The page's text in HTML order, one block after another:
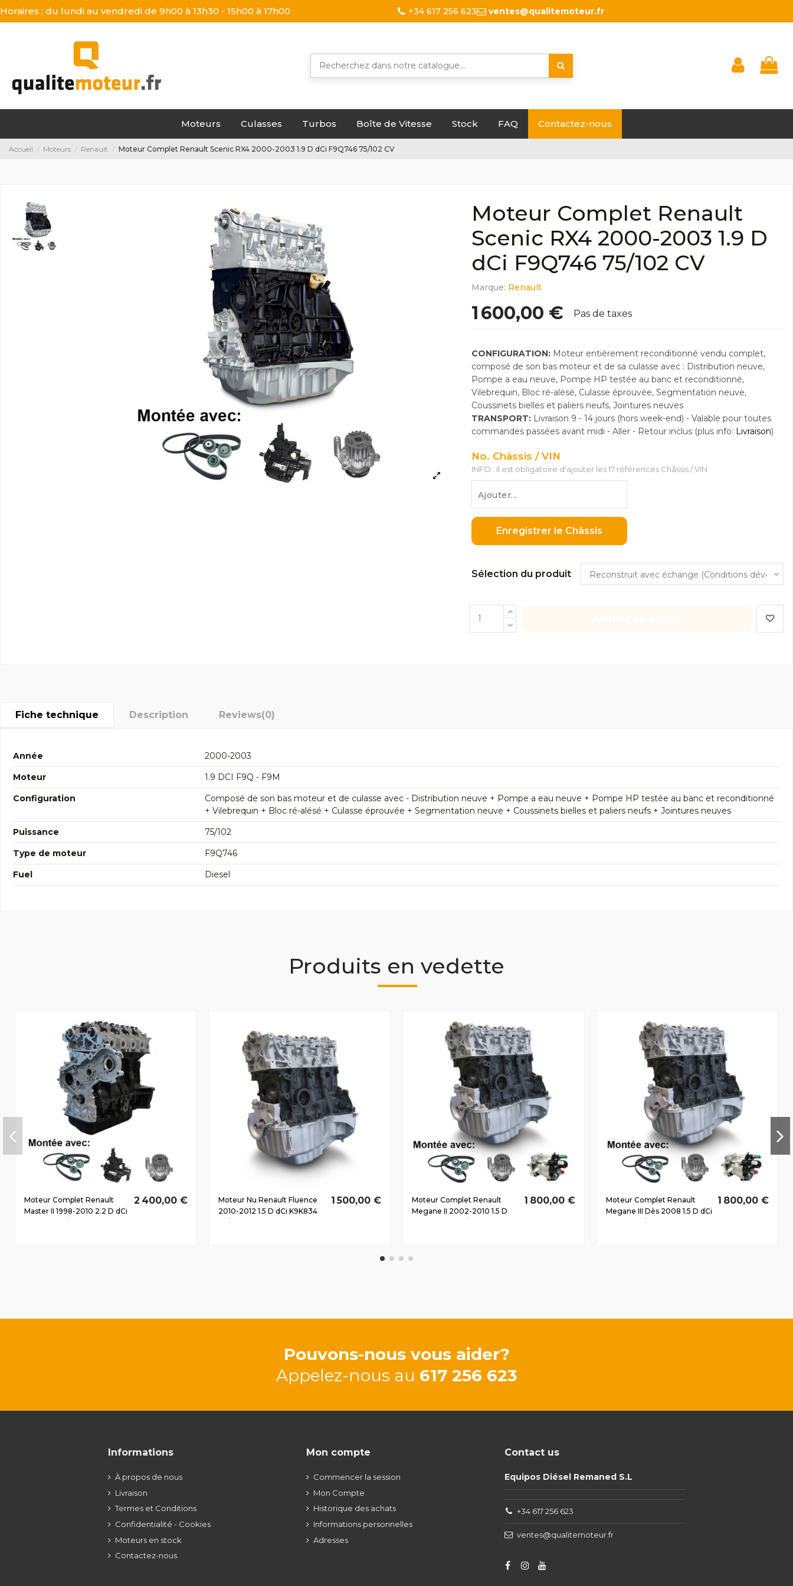
Horaires : du lundi au vendredi de 9h00 à 13h30 - 15h00 à 17h00 +34 617 256 623 ventes@qualitemoteur.fr
Moteurs Culasses Turbos Boîte de Vitesse Stock FAQ Contactez-nous
Accueil Moteurs Renault Moteur Complet Renault Scenic RX4 2000-2003 1.9 D dCi F9Q746 75/102 CV
Moteur Complet Renault
Scenic RX4 2000-2003 1.9 D
dCi F9Q746 75/102 CV
Marque: Renault
1 600,00 € Pas de taxes
CONFIGURATION:Moteur entièrement reconditionné vendu complet,
composé de son bas moteur et de sa culasse avec : Distribution neuve,
Pompe a eau neuve, Pompe HP testée au banc et reconditionné,
Vilebrequin, Bloc ré-alésé, Culasse éprouvée, Segmentation neuve,
Coussinets bielles et paliers neufs, Jointures neuves
TRANSPORT: Livraison 9 - 14 jours (hors week-end) - Valable pour toutes
commandes passées avant midi - Aller - Retour inclus (plus info: Livraison)
No. Châssis / VIN
INFO : Il est obligatoire d'ajouter les 17 références Châssis / VIN
Enregistrer le Châssis
Sélection du produit
Fiche technique Description Reviews(0)
Année
2000-2003
Moteur
1.9 DCI F9Q - F9M
Configuration
Composé de son bas moteur et de culasse avec - Distribution neuve + Pompe a eau neuve + Pompe HP testée au banc et reconditionné
+ Vilebrequin + Bloc ré-alésé + Culasse éprouvée + Segmentation neuve + Coussinets bielles et paliers neufs + Jointures neuves
Puissance
75/102
Type de moteur
F9Q746
Fuel
Diesel
Produits en vedette
Moteur Complet Renault
Master II 1998-2010 2.2 D dCi
2 400,00 €
Moteur Nu Renault Fluence
2010-2012 1.5 D dCi K9K834
1 500,00 €
Moteur Complet Renault
Megane II 2002-2010 1.5 D
1 800,00 €
Moteur Complet Renault
Megane III Dès 2008 1.5 D dCi
1 800,00 €
Pouvons-nous vous aider?
Appelez-nous au 617 256 623
Informations
À propos de nous
Livraison
Termes et Conditions
Confidentialité - Cookies
Moteurs en stock
Contactez-nous
Mon compte
Commencer la session
Mon Compte
Historique des achats
Informations personnelles
Adresses
Contact us
Equipos Diésel Remaned S.L
+34 617 256 623
ventes@qualitemoteur.fr